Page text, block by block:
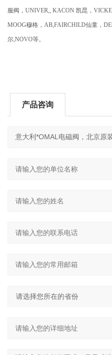
服阀，UNIVER,, KACON 凯昆，
MOOG穆格，AB,FAIRCHILD仙童，
尔,NOVO等。
产品咨询